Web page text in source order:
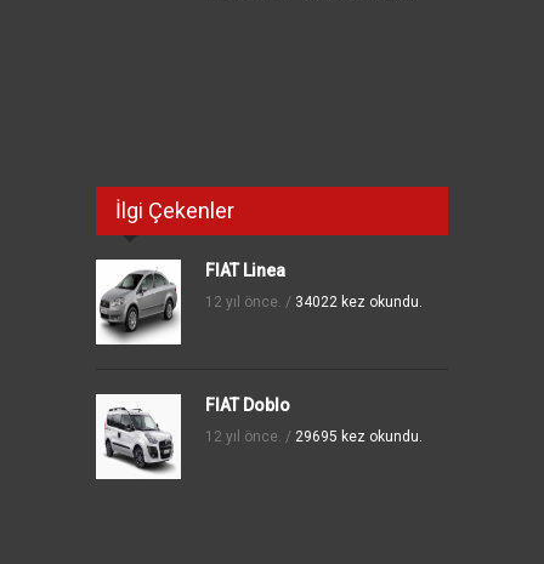
İlgi Çekenler
FIAT Linea
12 yıl önce. / 34022 kez okundu.
FIAT Doblo
12 yıl önce. / 29695 kez okundu.